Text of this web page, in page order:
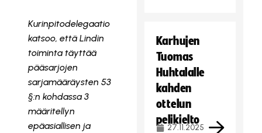
Kurinpitodelegaatio
katsoo, että Lindin
toiminta täyttää
pääsarjojen
sarjamääräysten 53
§:n kohdassa 3
määritellyn
epäasiallisen ja
Karhujen
Tuomas
Huhtalalle
kahden
ottelun
pelikielto
27.11.2025